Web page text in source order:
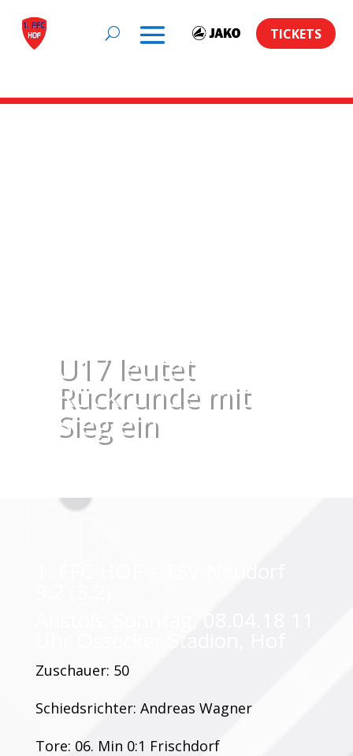
TICKETS
U17 leutet
Rückrunde mit
Sieg ein
Zuschauer: 50
Schiedsrichter: Andreas Wagner
Tore: 06. Min 0:1 Frischdorf